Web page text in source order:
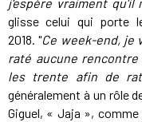
j'espère vraiment qu'il
glisse celui qui porte
2018. "Ce week-end, je
raté aucune
les trente afin de
généralement à un rôle
Giguel, « Jaja »,